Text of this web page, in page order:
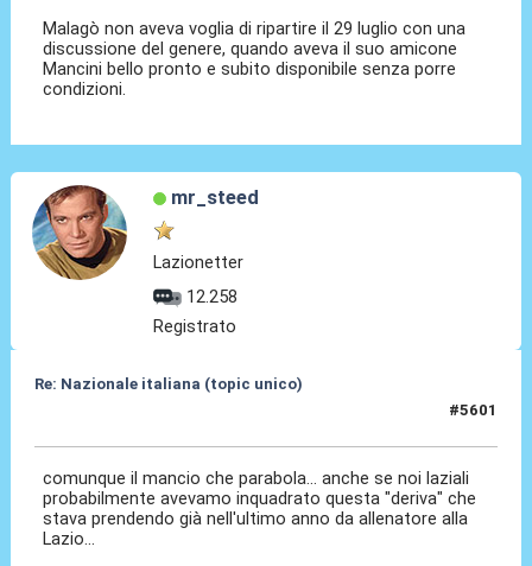
Malagò non aveva voglia di ripartire il 29 luglio con una
discussione del genere, quando aveva il suo amicone
Mancini bello pronto e subito disponibile senza porre
condizioni.
mr_steed
Lazionetter
12.258
Registrato
Re: Nazionale italiana (topic unico)
#5601
comunque il mancio che parabola... anche se noi laziali
probabilmente avevamo inquadrato questa "deriva" che
stava prendendo già nell'ultimo anno da allenatore alla
Lazio...